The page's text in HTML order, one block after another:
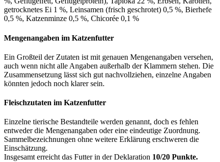
getrocknetes Ei 1 %, Leinsamen (frisch geschrotet) 0,5 %, Bierhefe
0,5 %, Katzenminze 0,5 %, Chicorée 0,1 %
Mengenangaben im Katzenfutter
Ein Großteil der Zutaten ist mit genauen Mengenangaben versehen,
auch wenn nicht alle Angaben außerhalb der Klammern stehen. Die
Zusammensetzung lässt sich gut nachvollziehen, einzelne Angaben
könnten jedoch noch klarer sein.
Fleischzutaten im Katzenfutter
Einzelne tierische Bestandteile werden genannt, doch es fehlen
entweder die Mengenangaben oder eine eindeutige Zuordnung.
Sammelbezeichnungen ohne weitere Erklärung erschweren die
Einschätzung.
Insgesamt erreicht das Futter in der Deklaration 10/20 Punkte.